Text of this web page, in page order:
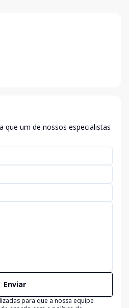
que um de nossos especialistas
Enviar
para que a nossa equipe